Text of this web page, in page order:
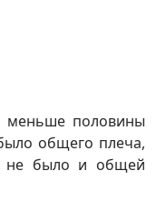
меньше половины
общего плеча,
не было и общей